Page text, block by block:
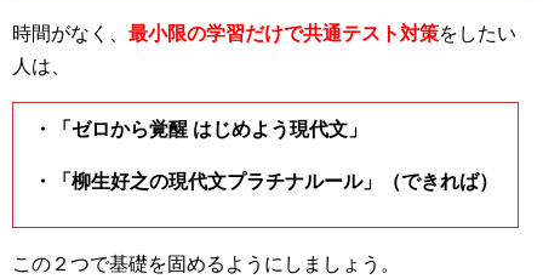
時間がなく、 最小限の学習だけで共通テスト対策をしたい
人は、
・「ゼロから覚醒 はじめよう現代文」
・「柳生好之の現代文プラチナルール」（できれば）
この２つで基礎を固めるようにしましょう。